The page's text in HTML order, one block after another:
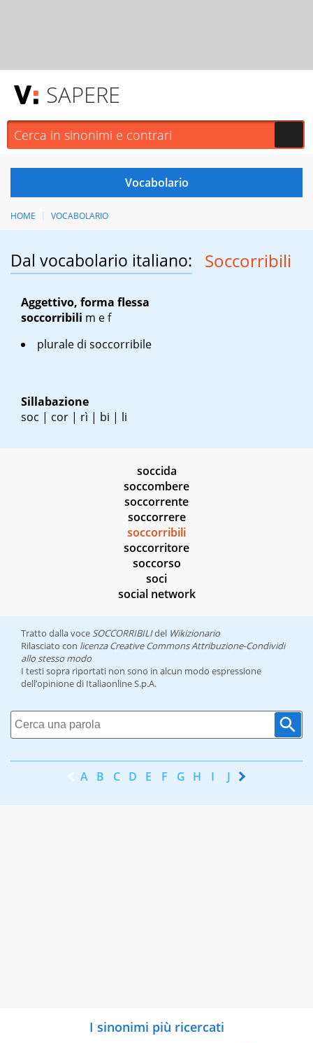
SAPERE
HOME VOCABOLARIO
Dal vocabolario italiano: Soccorribili
Aggettivo, forma flessa
soccorribili m ef
plurale di soccorribile
Sillabazione
soc | cor | rì | bi | li
soccida
soccombere
soccorrente
soccorrere
soccorribili
soccorritore
soccorso
soci
social network
Tratto dalla voce SOCCORRIBILIdel Wikizionario
Rilasciato con licenza Creative Commons Attribuzione-Condividi
allo stesso modo
I testi sopra riportati non sono in alcun modo espressione
dell’opinione di Italiaonline S.p.A.
A B C D E F G H I J K
I sinonimi più ricercati